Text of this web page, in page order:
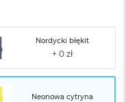
Nordycki błękit
Neonowa cytryna